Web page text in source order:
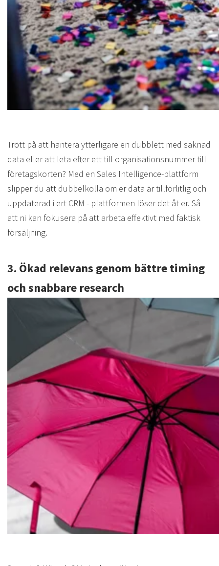
Trött på att hantera ytterligare en dubblett med saknad
data eller att leta efter ett till organisationsnummer till
företagskorten? Med en Sales Intelligence-plattform
slipper du att dubbelkolla om er data är tillförlitlig och
uppdaterad i ert CRM - plattformen löser det åt er. Så
att ni kan fokusera på att arbeta effektivt med faktisk
försäljning.
3. Ökad relevans genom bättre timing
och snabbare research